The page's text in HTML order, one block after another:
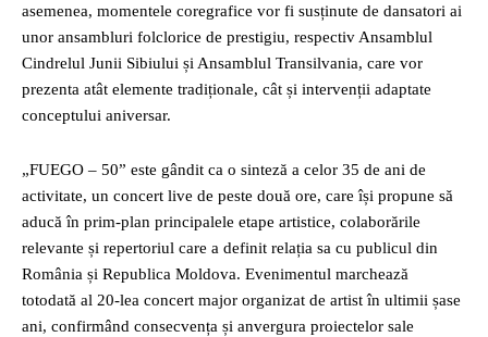
asemenea, momentele coregrafice vor fi susținute de dansatori ai
unor ansambluri folclorice de prestigiu, respectiv Ansamblul
Cindrelul Junii Sibiului și Ansamblul Transilvania, care vor
prezenta atât elemente tradiționale, cât și intervenții adaptate
conceptului aniversar.
„FUEGO – 50” este gândit ca o sinteză a celor 35 de ani de
activitate, un concert live de peste două ore, care își propune să
aducă în prim-plan principalele etape artistice, colaborările
relevante și repertoriul care a definit relația sa cu publicul din
România și Republica Moldova. Evenimentul marchează
totodată al 20-lea concert major organizat de artist în ultimii șase
ani, confirmând consecvența și anvergura proiectelor sale